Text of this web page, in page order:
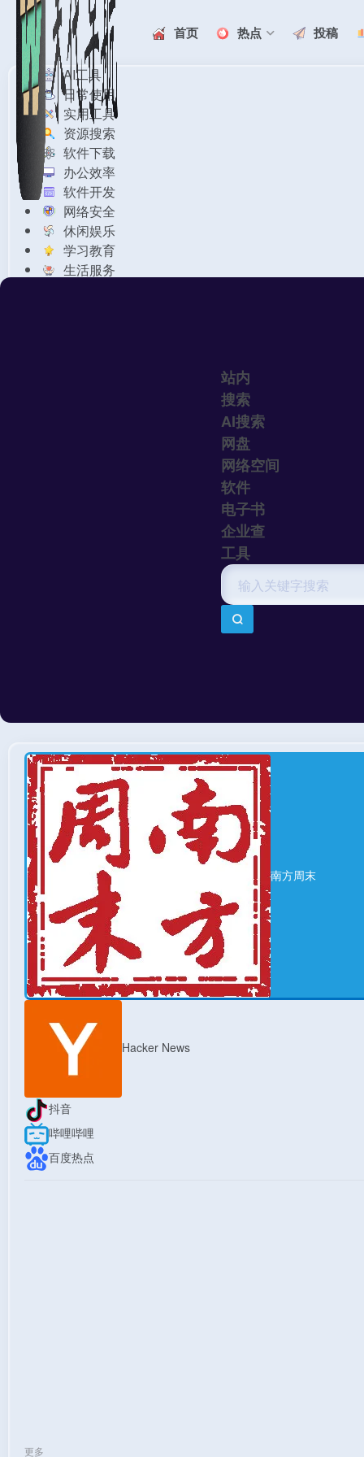
首页 热点 投稿
AI工具
日常使用
实用工具
资源搜索
软件下载
办公效率
软件开发
网络安全
休闲娱乐
学习教育
生活服务
站内
搜索
AI搜索
网盘
网络空间
软件
电子书
企业查
工具
南方周末
Hacker News
抖音
哔哩哔哩
百度热点
更多